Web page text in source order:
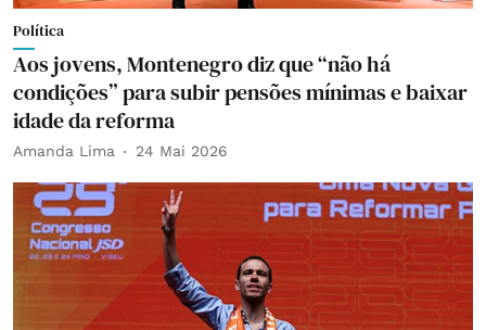
Política
Aos jovens, Montenegro diz que “não há
condições” para subir pensões mínimas e baixar
idade da reforma
Amanda Lima 24 Mai 2026